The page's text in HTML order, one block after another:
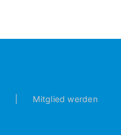
Mitglied werden